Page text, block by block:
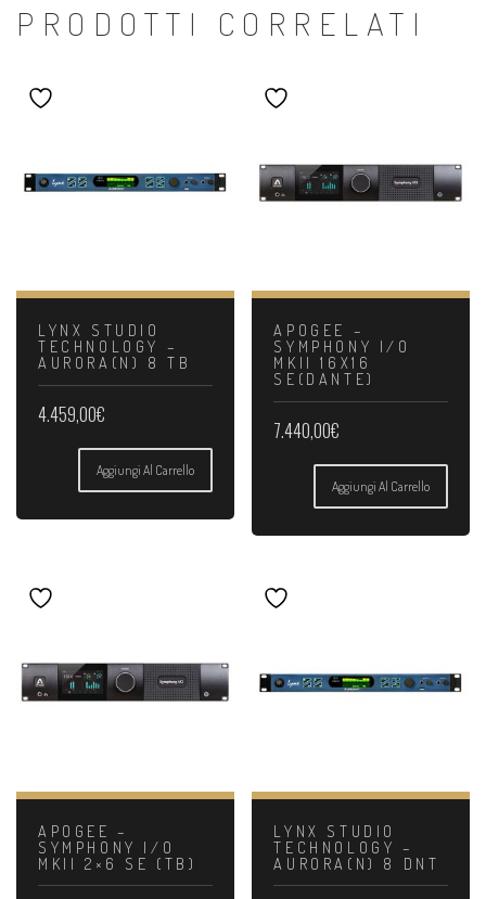
PRODOTTI CORRELATI
LYNX STUDIO
TECHNOLOGY –
AURORA(N) 8 TB
4.459,00€
Aggiungi Al Carrello
APOGEE –
SYMPHONY I/O
MKII 16X16
SE(DANTE)
7.440,00€
Aggiungi Al Carrello
APOGEE –
SYMPHONY I/O
MKII 2×6 SE (TB)
LYNX STUDIO
TECHNOLOGY –
AURORA(N) 8 DNT